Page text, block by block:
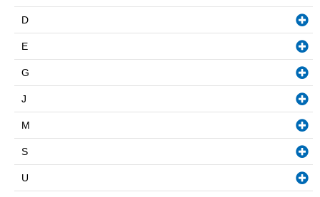
D
E
G
J
M
S
U